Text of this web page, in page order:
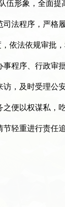
形象，全面提
法程序，严格履
依法依规审批，
序、行政审批
及时受理公
以权谋私，
轻重进行责任追